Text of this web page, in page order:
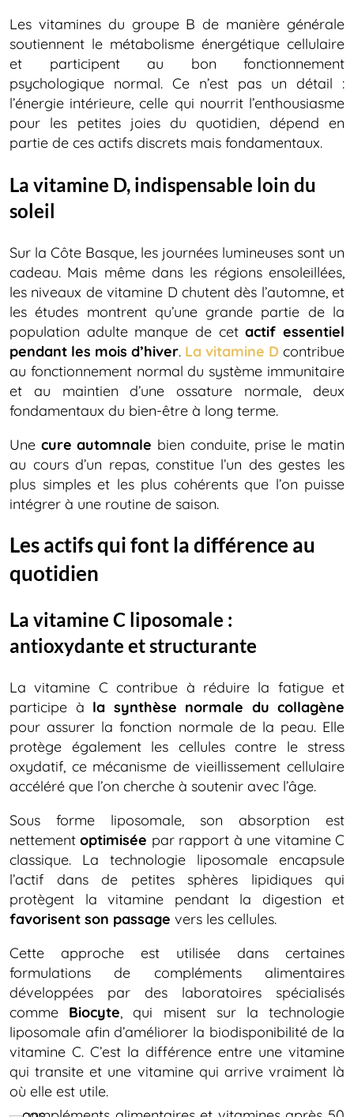
Les vitamines du groupe B de manière générale
soutiennent le métabolisme énergétique cellulaire
et participent au bon fonctionnement
psychologique normal. Ce n’est pas un détail :
l’énergie intérieure, celle qui nourrit l’enthousiasme
pour les petites joies du quotidien, dépend en
partie de ces actifs discrets mais fondamentaux.
La vitamine D, indispensable loin du
soleil
Sur la Côte Basque, les journées lumineuses sont un
cadeau. Mais même dans les régions ensoleillées,
les niveaux de vitamine D chutent dès l’automne, et
les études montrent qu’une grande partie de la
population adulte manque de cetactif essentiel
pendant les mois d’hiver. La vitamine D contribue
au fonctionnement normal du système immunitaire
et au maintien d’une ossature normale, deux
fondamentaux du bien-être à long terme.
Une cure automnale bien conduite, prise le matin
au cours d’un repas, constitue l’un des gestes les
plus simples et les plus cohérents que l’on puisse
intégrer à une routine de saison.
Les actifs qui font la différence au
quotidien
La vitamine C liposomale :
antioxydante et structurante
La vitamine C contribue à réduire la fatigue et
participe à la synthèse normale du collagène
pour assurer la fonction normale de la peau. Elle
protège également les cellules contre le stress
oxydatif, ce mécanisme de vieillissement cellulaire
accéléré que l’on cherche à soutenir avec l’âge.
Sous forme liposomale, son absorption est
nettementoptimisée par rapport à une vitamine C
classique. La technologie liposomale encapsule
l’actif dans de petites sphères lipidiques qui
protègent la vitamine pendant la digestion et
favorisent son passage vers les cellules.
Cette approche est utilisée dans certaines
formulations de compléments alimentaires
développées par des laboratoires spécialisés
comme Biocyte, qui misent sur la technologie
liposomale afin d’améliorer la biodisponibilité de la
vitamine C. C’est la différence entre une vitamine
qui transite et une vitamine qui arrive vraiment là
où elle est utile.